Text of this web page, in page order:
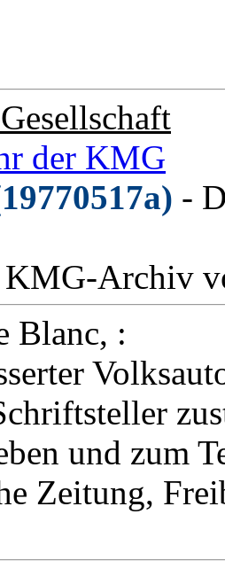
der KMG
-
Archiv
Blanc, :
und zum
Zeitung,